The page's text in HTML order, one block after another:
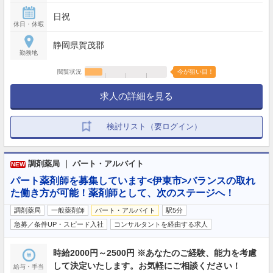
休日・休暇
日祝
勤務地
静岡県賀茂郡
閲覧状況 今が狙い目！
求人の詳細を見る
検討リスト（要ログイン）
NEW 調剤薬局 ｜ パート・アルバイト
パート薬剤師を募集しています<伊東市>バランスの取れ
た働き方が可能！薬剤師として、次のステージへ！
調剤薬局 一般薬剤師 パート・アルバイト
駅5分
急募／条件UP・スピード入社
コンサルタントを経由する求人
給与・手当
時給2000円～2500円 ※あなたのご経験、能力を考慮
して決定いたします。お気軽にご相談ください！